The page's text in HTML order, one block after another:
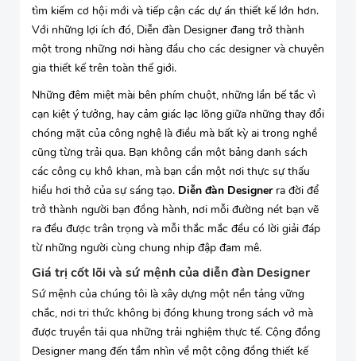
tìm kiếm cơ hội mới và tiếp cận các dự án thiết kế lớn hơn.
Với những lợi ích đó, Diễn đàn Designer đang trở thành
một trong những nơi hàng đầu cho các designer và chuyên
gia thiết kế trên toàn thế giới.
Những đêm miệt mài bên phím chuột, những lần bế tắc vì
cạn kiệt ý tưởng, hay cảm giác lạc lõng giữa những thay đổi
chóng mặt của công nghệ là điều mà bất kỳ ai trong nghề
cũng từng trải qua. Bạn không cần một bảng danh sách
các công cụ khô khan, mà bạn cần một nơi thực sự thấu
hiểu hơi thở của sự sáng tạo. Diễn đàn Designerra đời để
trở thành người bạn đồng hành, nơi mỗi đường nét bạn vẽ
ra đều được trân trọng và mỗi thắc mắc đều có lời giải đáp
từ những người cùng chung nhịp đập đam mê.
Giá trị cốt lõi và sứ mệnh của diễn đàn Designer
Sứ mệnh của chúng tôi là xây dựng một nền tảng vững
chắc, nơi tri thức không bị đóng khung trong sách vở mà
được truyền tải qua những trải nghiệm thực tế. Cộng đồng
Designer mang đến tầm nhìn về một cộng đồng thiết kế